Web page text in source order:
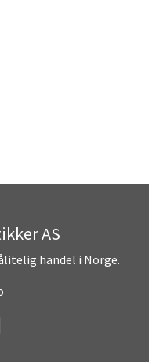
AS
handel i Norge.